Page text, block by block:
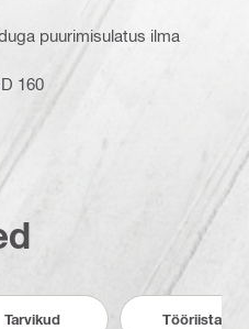
puurimisulatus ilma
160
Tarvikud Tööriistad